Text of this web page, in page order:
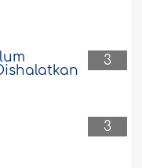
3
3